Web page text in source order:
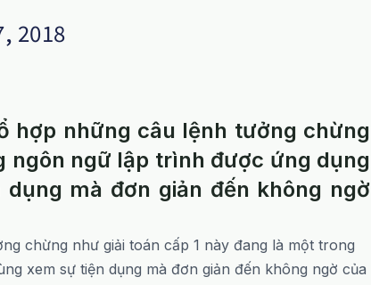
2018
hợp những câu lệnh tưởng chừng
ngôn ngữ lập trình được ứng dụng
mà đơn giản đến không ngờ
chừng như giải toán cấp 1 này đang là một trong
xem sự tiện dụng mà đơn giản đến không ngờ của